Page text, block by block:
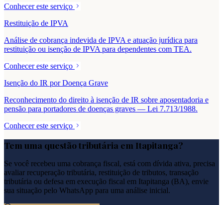
Conhecer este serviço
Restituição de IPVA
Análise de cobrança indevida de IPVA e atuação jurídica para
restituição ou isenção de IPVA para dependentes com TEA.
Conhecer este serviço
Isenção do IR por Doença Grave
Reconhecimento do direito à isenção de IR sobre aposentadoria e
pensão para portadores de doenças graves — Lei 7.713/1988.
Conhecer este serviço
Tem uma questão tributária em Itapitanga?
Se você recebeu uma cobrança fiscal, está com dívida ativa, precisa
avaliar recuperação tributária, restituição de tributos, transação
tributária ou defesa em execução fiscal em Itapitanga (BA), envie
sua situação pelo WhatsApp para uma análise inicial.